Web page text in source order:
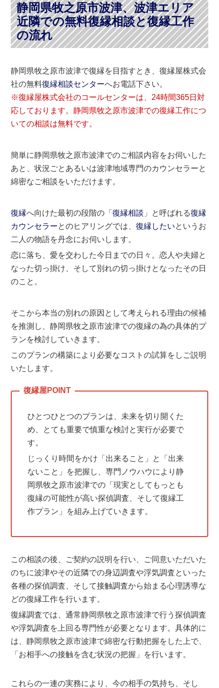
静岡県牧之原市波津、波津エリア
近隣での無料復縁相談と復縁工作
の流れ
静岡県牧之原市波津で復縁を目指すとき、復縁屋株式会
社の無料復縁相談センターへお電話下さい。
※復縁屋株式会社のコールセンターは、24時間365日対
応しております。静岡県牧之原市波津での復縁工作につ
いての相談は無料です。
簡単に静岡県牧之原市波津でのご相談内容をお伺いした
あと、状況ごとあるいは波津地域専門のカウンセラーと
綿密なご相談をいただけます。
復縁へ向けた最初の段階の「復縁相談 」と呼ばれる復縁
カウンセラーとのヒアリングでは、復縁したいというお
二人の物語を丹念にお伺いします。
恋に落ち、愛を交わした今日までの日々。恋人や夫婦と
なった切っ掛け、そして別れの切っ掛けとなったその日
のこと。
そこから本当の別れの原因として考えられる理由の候補
を推測し、静岡県牧之原市波津での復縁の為の具体的プ
ランを検討していきます。
このプランの構築により必要なコストの試算をしご説明
いたします。
ひとつひとつのプランは、未来を切り開くた
め、とても重要で慎重な検討と実行が必要で
す。
じっくり時間をかけ「出来ること」と「出来
ないこと」を把握し、専門ノウハウにより静
岡県牧之原市波津での「現実としてもっとも
復縁の可能性が高い探偵調査、そして復縁工
作プラン」を組み上げていきます。
この相談の後、ご契約の説明を行い、ご同意いただいた
のちに波津やその近隣での身辺調査や浮気調査といった
各種の探偵調査、そして接触調査から始まる心理誘導な
どの復縁工作を行います。
復縁調査では、通常静岡県牧之原市波津で行う探偵調査
や浮気調査を上回る専門性が必要となります。具体的に
は、静岡県牧之原市波津で綿密な行動把握をした上で、
「お相手への接触を含む状況の把握」を行います。
これらの一連の実務により、今の相手の気持ち、そし